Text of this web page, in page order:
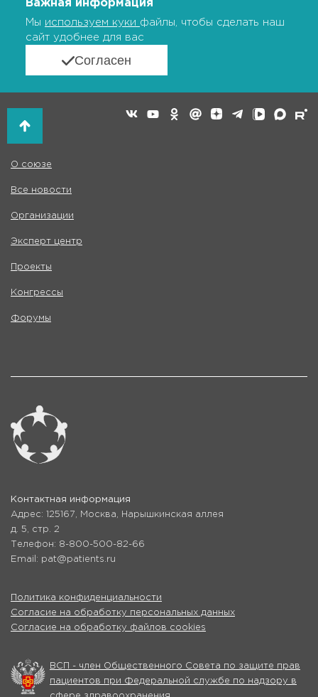
Важная информация
Мы используем куки файлы, чтобы сделать наш
сайт удобнее для вас
Согласен
О союзе
Все новости
Организации
Эксперт центр
Проекты
Конгрессы
Форумы
Контактная информация
Адрес: 125167, Москва, Нарышкинская аллея
д. 5, стр. 2
Телефон: 8-800-500-82-66
Email: pat@patients.ru
Политика конфиденциальности
Согласие на обработку персональных данных
Согласие на обработку файлов cookies
ВСП - член Общественного Совета по защите прав
пациентов при Федеральной службе по надзору в